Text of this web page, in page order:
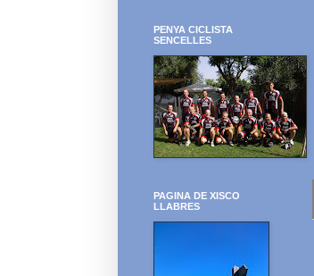
PENYA CICLISTA
SENCELLES
PAGINA DE XISCO
LLABRES